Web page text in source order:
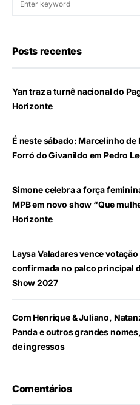
Posts recentes
Yan traz a turnê nacional do
Horizonte
É neste sábado: Marcelinho
Forró do Givanildo em Pedro
Simone celebra a força
MPB em novo show “Que
Horizonte
Laysa Valadares vence
confirmada no palco principal
Show 2027
Com Henrique & Juliano,
Panda e outros grandes
de ingressos
Comentários